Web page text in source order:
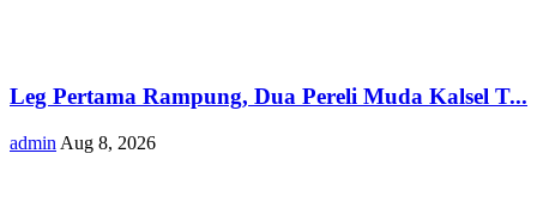
Leg Pertama Rampung, Dua Pereli Muda Kalsel T...
admin Aug 8, 2026